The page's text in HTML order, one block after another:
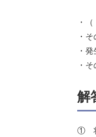
・
・
・
・
解
①